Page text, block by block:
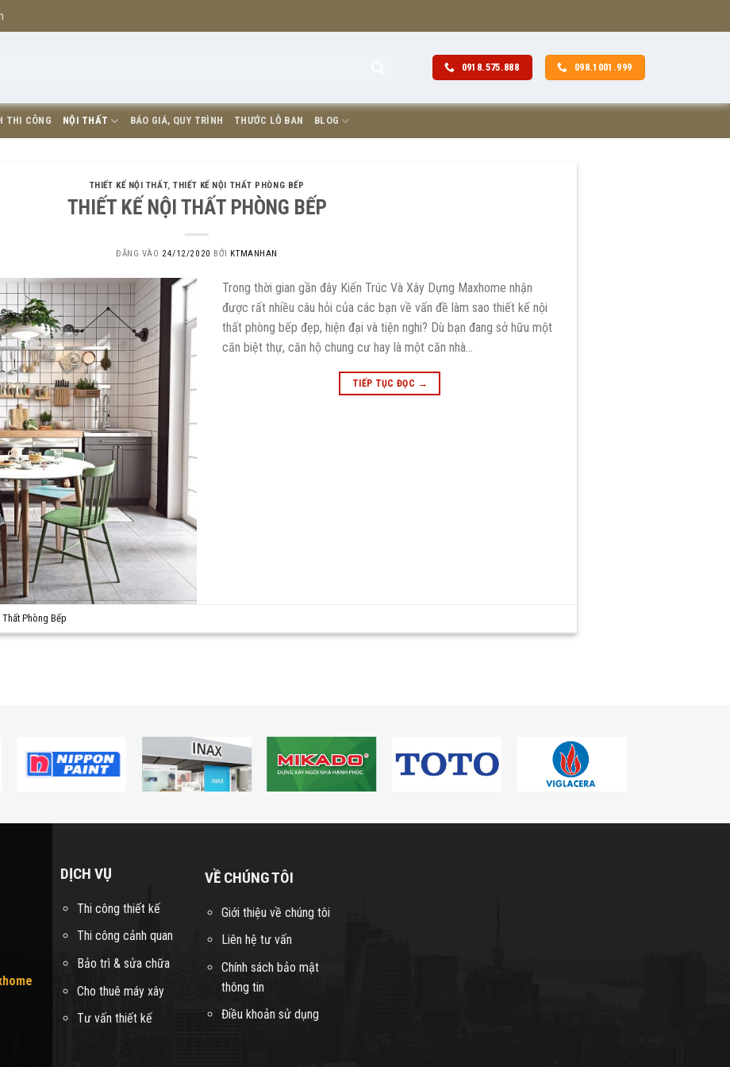
0918.575.888 098.1001.999
THI CÔNG NỘI THẤT BÁO GIÁ, QUY TRÌNH THƯỚC LỖ BAN BLOG
THIẾT KẾ NỘI THẤT,THIẾT KẾ NỘI THẤT PHÒNG BẾP
THIẾT KẾ NỘI THẤT PHÒNG BẾP
ĐĂNG VÀO 24/12/2020 BỞI KTMANHAN
Trong thời gian gần đây Kiến Trúc Và Xây Dựng Maxhome nhận
được rất nhiều câu hỏi của các bạn về vấn đề làm sao thiết kế nội
thất phòng bếp đẹp, hiện đại và tiện nghi? Dù bạn đang sở hữu một
căn biệt thự, căn hộ chung cư hay là một căn nhà…
TIẾP TỤC ĐỌC →
Phòng Bếp
DỊCH VỤ
Thi công thiết kế
Thi công cảnh quan
Bảo trì & sửa chữa
Cho thuê máy xây
Tư vấn thiết kế
VỀ CHÚNG TÔI
Giới thiệu về chúng tôi
Liên hệ tư vấn
Chính sách bảo mật
thông tin
Điều khoản sử dụng